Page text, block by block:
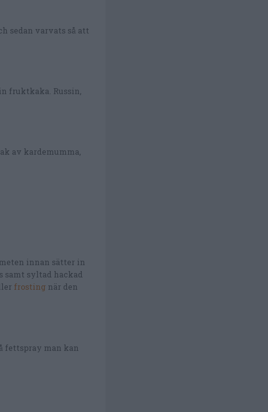
sedan varvats så att
fruktkaka. Russin,
av kardemumma,
innan sätter in
samt syltad hackad
frosting när den
fettspray man kan